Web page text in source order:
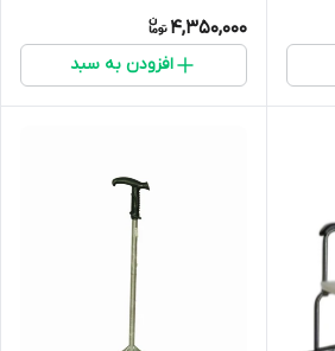
4,350,000
افزودن به سبد